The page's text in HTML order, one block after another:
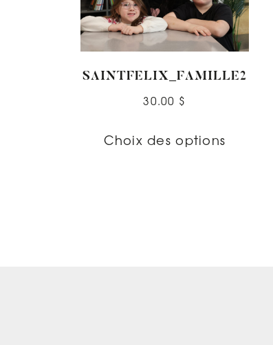
SAINTFELIX_FAMILLE2
30.00 $
Choix des options